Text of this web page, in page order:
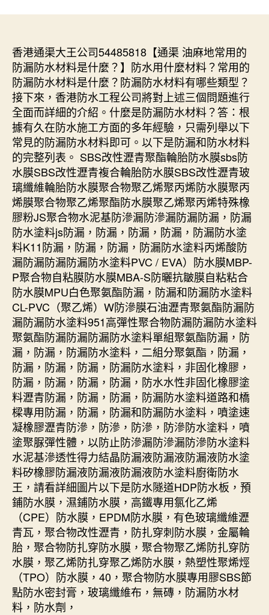
香港通渠大王公司54485818【通渠 油麻地常用的
防漏防水材料是什麼？】防水用什麼材料？常用的
防漏防水材料是什麼？防漏防水材料有哪些類型？
接下來，香港防水工程公司將對上述三個問題進行
全面而詳細的介紹。什麼是防漏防水材料？答：根
據有久在防水施工方面的多年經驗，只需列舉以下
常見的防漏防水材料即可。以下是防漏和防水材料
的完整列表。 SBS改性瀝青聚酯輪胎防水膜sbs防
水膜SBS改性瀝青複合輪胎防水膜SBS改性瀝青玻
璃纖維輪胎防水膜聚合物聚乙烯聚丙烯防水膜聚丙
烯膜聚合物聚乙烯聚酯防水膜聚乙烯聚丙烯特殊橡
膠粉JS聚合物水泥基防滲漏防滲漏防漏防漏，防漏
防水塗料js防漏，防漏，防漏，防漏，防漏防水塗
料K11防漏，防漏，防漏，防漏防水塗料丙烯酸防
漏防漏防漏防漏防水塗料PVC / EVA）防水膜MBP-
P聚合物自粘膜防水膜MBA-S防曬抗皺膜自粘粘合
防水膜MPU白色聚氨酯防漏，防漏和防漏防水塗料
CL-PVC（聚乙烯）W防滲膜石油瀝青聚氨酯防漏防
漏防漏防水塗料951高彈性聚合物防漏防漏防水塗料
聚氨酯防漏防漏防漏防水塗料單組聚氨酯防漏，防
漏，防漏，防漏防水塗料，二組分聚氨酯，防漏，
防漏，防漏，防漏，防漏防水塗料，非固化橡膠，
防漏，防漏，防漏，防漏，防水水性非固化橡膠塗
料瀝青防漏，防漏，防漏，防漏防水塗料道路和橋
樑專用防漏，防漏，防漏和防漏防水塗料，噴塗速
凝橡膠瀝青防滲，防滲，防滲，防滲防水塗料，噴
塗聚脲彈性體，以防止防滲漏防滲漏防滲防水塗料
水泥基滲透性得力結晶防漏液防漏液防漏液防水塗
料矽橡膠防漏液防漏液防漏液防水塗料廚衛防水
王，請看詳細圖片以下是防水隧道HDP防水板，預
鋪防水膜，濕鋪防水膜，高鐵專用氯化乙烯
（CPE）防水膜，EPDM防水膜，有色玻璃纖維瀝
青瓦，聚合物改性瀝青，防扎穿刺防水膜，金屬輪
胎，聚合物防扎穿防水膜，聚合物聚乙烯防扎穿防
水膜，聚乙烯防扎穿聚乙烯防水膜，熱塑性聚烯烴
（TPO）防水膜，40，聚合物防水膜專用膠SBS節
點防水密封膏，玻璃纖維布，無磚，防漏防水材
料，防水劑，